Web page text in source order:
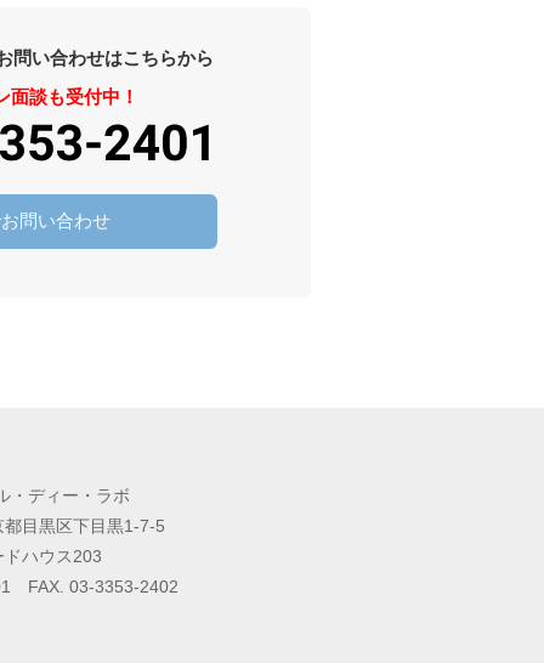
問い合わせはこちらから
談も受付中！
問い合わせ
・ディー・ラボ
目黒区下目黒1-7-5
ドハウス203
FAX. 03-3353-2402